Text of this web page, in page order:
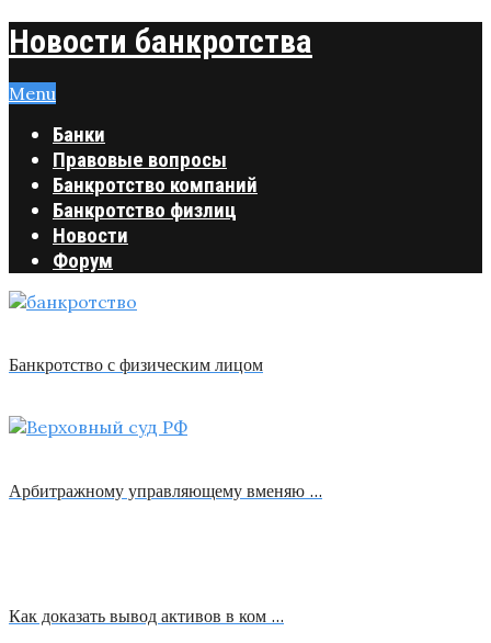
Новости банкротства
Menu
Банки
Правовые вопросы
Банкротство компаний
Банкротство физлиц
Новости
Форум
Банкротство с физическим лицом
Арбитражному управляющему вменяю …
Как доказать вывод активов в ком …